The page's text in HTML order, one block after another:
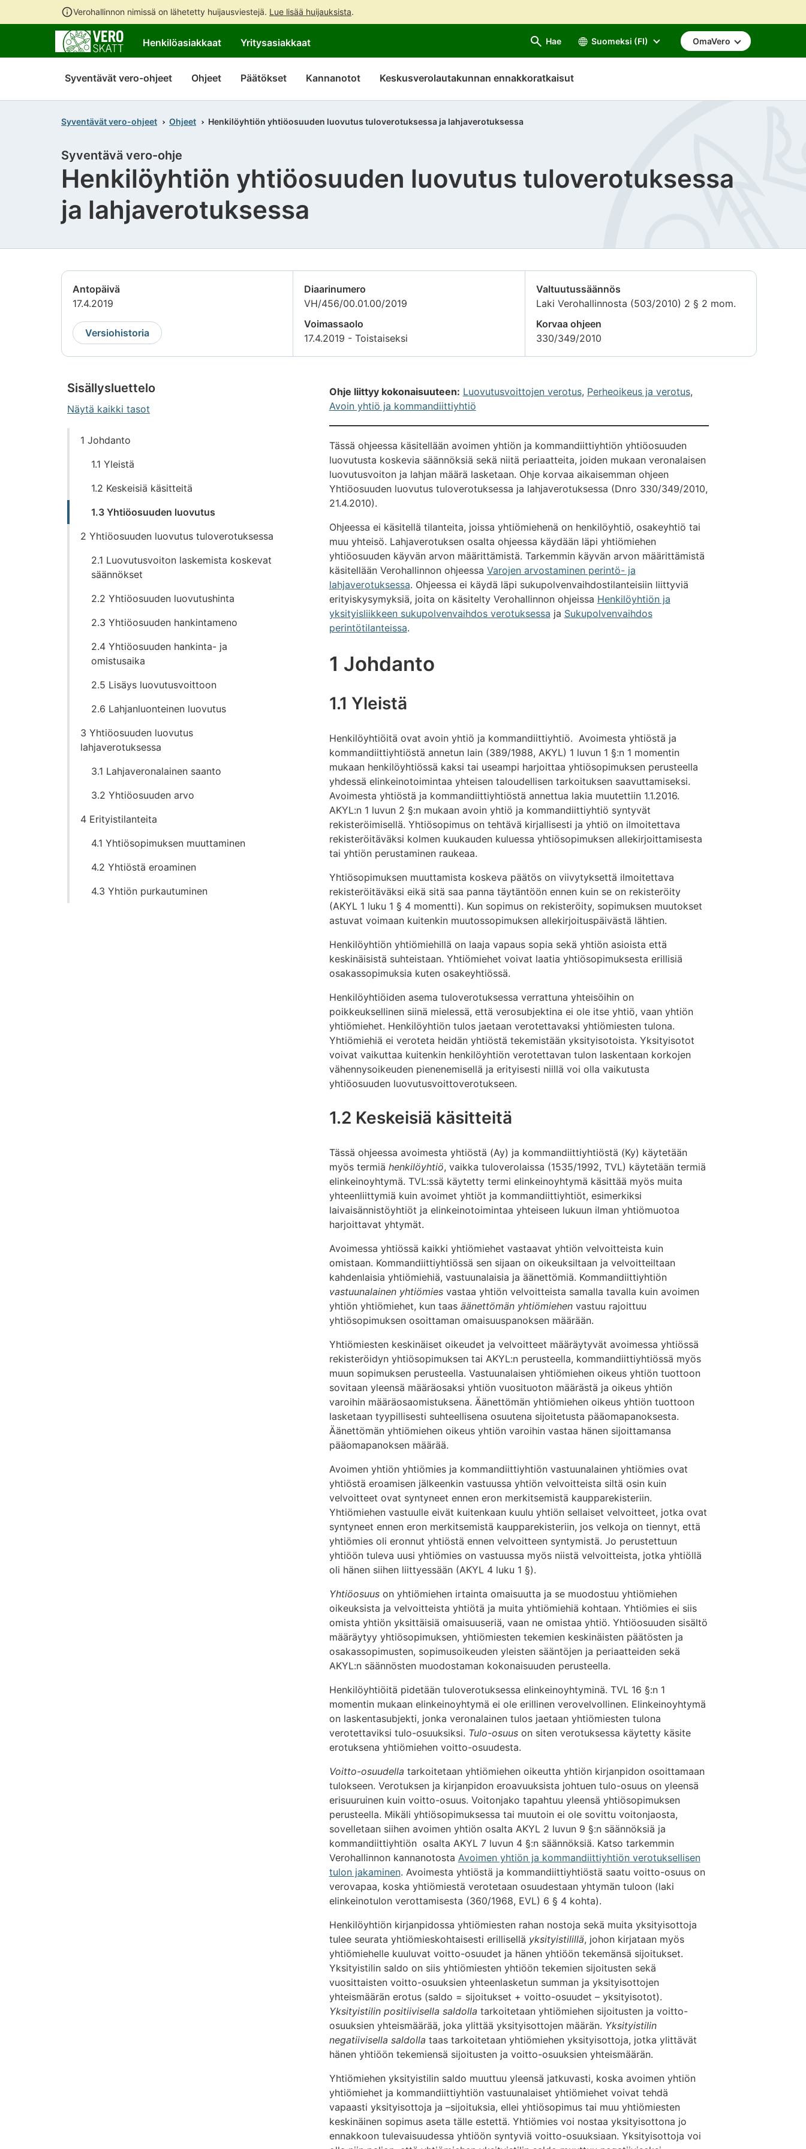
Verohallinnon nimissä on lähetetty huijausviestejä. Lue lisää huijauksista.
sisältöön
sivuston
hakuun
Henkilöasiakkaat Yritysasiakkaat Hae Suomeksi (FI) OmaVero
Syventävät vero-ohjeet Ohjeet Päätökset Kannanotot Keskusverolautakunnan ennakkoratkaisut
Syventävät vero-ohjeet Ohjeet Henkilöyhtiön yhtiöosuuden luovutus tuloverotuksessa ja lahjaverotuksessa
Henkilöyhtiön yhtiöosuuden luovutus tuloverotuksessa
ja lahjaverotuksessa
Syventävä vero-ohje
Antopäivä
17.4.2019
Versiohistoria
Diaarinumero
VH/456/00.01.00/2019
Voimassaolo
17.4.2019 - Toistaiseksi
Valtuutussäännös
Laki Verohallinnosta (503/2010) 2 § 2 mom.
Korvaa ohjeen
330/349/2010
Sisällysluettelo
Näytä kaikki tasot
Siirry
sisältöön
1 Johdanto
1.1 Yleistä
1.2 Keskeisiä käsitteitä
1.3 Yhtiöosuuden luovutus
2 Yhtiöosuuden luovutus tuloverotuksessa
2.1 Luovutusvoiton laskemista koskevat
säännökset
2.2 Yhtiöosuuden luovutushinta
2.3 Yhtiöosuuden hankintameno
2.4 Yhtiöosuuden hankinta- ja
omistusaika
2.5 Lisäys luovutusvoittoon
2.6 Lahjanluonteinen luovutus
3 Yhtiöosuuden luovutus
lahjaverotuksessa
3.1 Lahjaveronalainen saanto
3.2 Yhtiöosuuden arvo
4 Erityistilanteita
4.1 Yhtiösopimuksen muuttaminen
4.2 Yhtiöstä eroaminen
4.3 Yhtiön purkautuminen
Ohje liittyy kokonaisuuteen: Luovutusvoittojen verotus, Perheoikeus ja verotus,
Avoin yhtiö ja kommandiittiyhtiö
Tässä ohjeessa käsitellään avoimen yhtiön ja kommandiittiyhtiön yhtiöosuuden
luovutusta koskevia säännöksiä sekä niitä periaatteita, joiden mukaan veronalaisen
luovutusvoiton ja lahjan määrä lasketaan. Ohje korvaa aikaisemman ohjeen
Yhtiöosuuden luovutus tuloverotuksessa ja lahjaverotuksessa (Dnro 330/349/2010,
21.4.2010).
Ohjeessa ei käsitellä tilanteita, joissa yhtiömiehenä on henkilöyhtiö, osakeyhtiö tai
muu yhteisö. Lahjaverotuksen osalta ohjeessa käydään läpi yhtiömiehen
yhtiöosuuden käyvän arvon määrittämistä. Tarkemmin käyvän arvon määrittämistä
käsitellään Verohallinnon ohjeessa Varojen arvostaminen perintö- ja
lahjaverotuksessa. Ohjeessa ei käydä läpi sukupolvenvaihdostilanteisiin liittyviä
erityiskysymyksiä, joita on käsitelty Verohallinnon ohjeissa Henkilöyhtiön ja
yksityisliikkeen sukupolvenvaihdos verotuksessa ja Sukupolvenvaihdos
perintötilanteissa.
1 Johdanto
1.1 Yleistä
Henkilöyhtiöitä ovat avoin yhtiö ja kommandiittiyhtiö. Avoimesta yhtiöstä ja
kommandiittiyhtiöstä annetun lain (389/1988, AKYL) 1 luvun 1 §:n 1 momentin
mukaan henkilöyhtiössä kaksi tai useampi harjoittaa yhtiösopimuksen perusteella
yhdessä elinkeinotoimintaa yhteisen taloudellisen tarkoituksen saavuttamiseksi.
Avoimesta yhtiöstä ja kommandiittiyhtiöstä annettua lakia muutettiin 1.1.2016.
AKYL:n 1 luvun 2 §:n mukaan avoin yhtiö ja kommandiittiyhtiö syntyvät
rekisteröimisellä. Yhtiösopimus on tehtävä kirjallisesti ja yhtiö on ilmoitettava
rekisteröitäväksi kolmen kuukauden kuluessa yhtiösopimuksen allekirjoittamisesta
tai yhtiön perustaminen raukeaa.
Yhtiösopimuksen muuttamista koskeva päätös on viivytyksettä ilmoitettava
rekisteröitäväksi eikä sitä saa panna täytäntöön ennen kuin se on rekisteröity
(AKYL 1 luku 1 § 4 momentti). Kun sopimus on rekisteröity, sopimuksen muutokset
astuvat voimaan kuitenkin muutossopimuksen allekirjoituspäivästä lähtien.
Henkilöyhtiön yhtiömiehillä on laaja vapaus sopia sekä yhtiön asioista että
keskinäisistä suhteistaan. Yhtiömiehet voivat laatia yhtiösopimuksesta erillisiä
osakassopimuksia kuten osakeyhtiössä.
Henkilöyhtiöiden asema tuloverotuksessa verrattuna yhteisöihin on
poikkeuksellinen siinä mielessä, että verosubjektina ei ole itse yhtiö, vaan yhtiön
yhtiömiehet. Henkilöyhtiön tulos jaetaan verotettavaksi yhtiömiesten tulona.
Yhtiömiehiä ei veroteta heidän yhtiöstä tekemistään yksityisotoista. Yksityisotot
voivat vaikuttaa kuitenkin henkilöyhtiön verotettavan tulon laskentaan korkojen
vähennysoikeuden pienenemisellä ja erityisesti niillä voi olla vaikutusta
yhtiöosuuden luovutusvoittoverotukseen.
1.2 Keskeisiä käsitteitä
Tässä ohjeessa avoimesta yhtiöstä (Ay) ja kommandiittiyhtiöstä (Ky) käytetään
myös termiä henkilöyhtiö, vaikka tuloverolaissa (1535/1992, TVL) käytetään termiä
elinkeinoyhtymä. TVL:ssä käytetty termi elinkeinoyhtymä käsittää myös muita
yhteenliittymiä kuin avoimet yhtiöt ja kommandiittiyhtiöt, esimerkiksi
laivaisännistöyhtiöt ja elinkeinotoimintaa yhteiseen lukuun ilman yhtiömuotoa
harjoittavat yhtymät.
Avoimessa yhtiössä kaikki yhtiömiehet vastaavat yhtiön velvoitteista kuin
omistaan. Kommandiittiyhtiössä sen sijaan on oikeuksiltaan ja velvoitteiltaan
kahdenlaisia yhtiömiehiä, vastuunalaisia ja äänettömiä. Kommandiittiyhtiön
vastuunalainen yhtiömiesvastaa yhtiön velvoitteista samalla tavalla kuin avoimen
yhtiön yhtiömiehet, kun taas äänettömän yhtiömiehenvastuu rajoittuu
yhtiösopimuksen osoittaman omaisuuspanoksen määrään.
Yhtiömiesten keskinäiset oikeudet ja velvoitteet määräytyvät avoimessa yhtiössä
rekisteröidyn yhtiösopimuksen tai AKYL:n perusteella, kommandiittiyhtiössä myös
muun sopimuksen perusteella. Vastuunalaisen yhtiömiehen oikeus yhtiön tuottoon
sovitaan yleensä määräosaksi yhtiön vuosituoton määrästä ja oikeus yhtiön
varoihin määräosaomistuksena. Äänettömän yhtiömiehen oikeus yhtiön tuottoon
lasketaan tyypillisesti suhteellisena osuutena sijoitetusta pääomapanoksesta.
Äänettömän yhtiömiehen oikeus yhtiön varoihin vastaa hänen sijoittamansa
pääomapanoksen määrää.
Avoimen yhtiön yhtiömies ja kommandiittiyhtiön vastuunalainen yhtiömies ovat
yhtiöstä eroamisen jälkeenkin vastuussa yhtiön velvoitteista siltä osin kuin
velvoitteet ovat syntyneet ennen eron merkitsemistä kaupparekisteriin.
Yhtiömiehen vastuulle eivät kuitenkaan kuulu yhtiön sellaiset velvoitteet, jotka ovat
syntyneet ennen eron merkitsemistä kaupparekisteriin, jos velkoja on tiennyt, että
yhtiömies oli eronnut yhtiöstä ennen velvoitteen syntymistä. Jo perustettuun
yhtiöön tuleva uusi yhtiömies on vastuussa myös niistä velvoitteista, jotka yhtiöllä
oli hänen siihen liittyessään (AKYL 4 luku 1 §).
Yhtiöosuuson yhtiömiehen irtainta omaisuutta ja se muodostuu yhtiömiehen
oikeuksista ja velvoitteista yhtiötä ja muita yhtiömiehiä kohtaan. Yhtiömies ei siis
omista yhtiön yksittäisiä omaisuuseriä, vaan ne omistaa yhtiö. Yhtiöosuuden sisältö
määräytyy yhtiösopimuksen, yhtiömiesten tekemien keskinäisten päätösten ja
osakassopimusten, sopimusoikeuden yleisten sääntöjen ja periaatteiden sekä
AKYL:n säännösten muodostaman kokonaisuuden perusteella.
Henkilöyhtiöitä pidetään tuloverotuksessa elinkeinoyhtyminä. TVL 16 §:n 1
momentin mukaan elinkeinoyhtymä ei ole erillinen verovelvollinen. Elinkeinoyhtymä
on laskentasubjekti, jonka veronalainen tulos jaetaan yhtiömiesten tulona
verotettaviksi tulo-osuuksiksi. Tulo-osuuson siten verotuksessa käytetty käsite
erotuksena yhtiömiehen voitto-osuudesta.
Voitto-osuudella tarkoitetaan yhtiömiehen oikeutta yhtiön kirjanpidon osoittamaan
tulokseen. Verotuksen ja kirjanpidon eroavuuksista johtuen tulo-osuus on yleensä
erisuuruinen kuin voitto-osuus. Voitonjako tapahtuu yleensä yhtiösopimuksen
perusteella. Mikäli yhtiösopimuksessa tai muutoin ei ole sovittu voitonjaosta,
sovelletaan siihen avoimen yhtiön osalta AKYL 2 luvun 9 §:n säännöksiä ja
kommandiittiyhtiön osalta AKYL 7 luvun 4 §:n säännöksiä. Katso tarkemmin
Verohallinnon kannanotosta Avoimen yhtiön ja kommandiittiyhtiön verotuksellisen
tulon jakaminen. Avoimesta yhtiöstä ja kommandiittiyhtiöstä saatu voitto-osuus on
verovapaa, koska yhtiömiestä verotetaan osuudestaan yhtymän tuloon (laki
elinkeinotulon verottamisesta (360/1968, EVL) 6 § 4 kohta).
Henkilöyhtiön kirjanpidossa yhtiömiesten rahan nostoja sekä muita yksityisottoja
tulee seurata yhtiömieskohtaisesti erillisellä yksityistilillä, johon kirjataan myös
yhtiömiehelle kuuluvat voitto-osuudet ja hänen yhtiöön tekemänsä sijoitukset.
Yksityistilin saldo on siis yhtiömiesten yhtiöön tekemien sijoitusten sekä
vuosittaisten voitto-osuuksien yhteenlasketun summan ja yksityisottojen
yhteismäärän erotus (saldo = sijoitukset + voitto-osuudet – yksityisotot).
Yksityistilin positiivisella saldolla tarkoitetaan yhtiömiehen sijoitusten ja voitto-
osuuksien yhteismäärää, joka ylittää yksityisottojen määrän. Yksityistilin
negatiivisella saldolla taas tarkoitetaan yhtiömiehen yksityisottoja, jotka ylittävät
hänen yhtiöön tekemiensä sijoitusten ja voitto-osuuksien yhteismäärän.
Yhtiömiehen yksityistilin saldo muuttuu yleensä jatkuvasti, koska avoimen yhtiön
yhtiömiehet ja kommandiittiyhtiön vastuunalaiset yhtiömiehet voivat tehdä
vapaasti yksityisottoja ja –sijoituksia, ellei yhtiösopimus tai muu yhtiömiesten
keskinäinen sopimus aseta tälle estettä. Yhtiömies voi nostaa yksityisottona jo
ennakkoon tulevaisuudessa yhtiöön syntyviä voitto-osuuksiaan. Yksityisottoja voi